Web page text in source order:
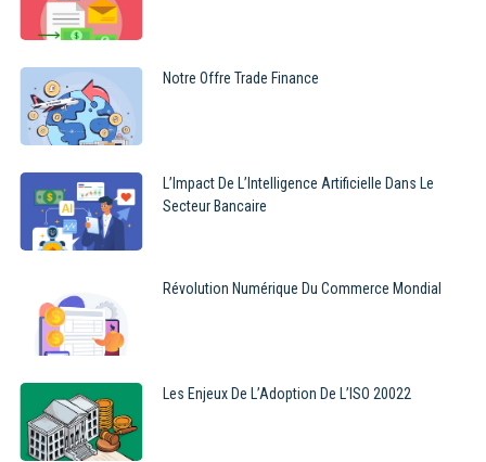
Notre Offre Trade Finance
L’Impact De L’Intelligence Artificielle Dans Le
Secteur Bancaire
Révolution Numérique Du Commerce Mondial
Les Enjeux De L’Adoption De L’ISO 20022